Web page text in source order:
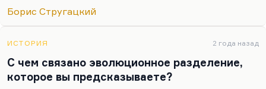
Борис Стругацкий
ИСТОРИЯ 2 года назад
С чем связано эволюционное разделение,
которое вы предсказываете?